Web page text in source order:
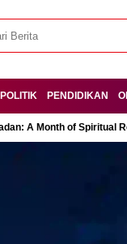
POLITIK PENDIDIKAN
A Month of Spiritual